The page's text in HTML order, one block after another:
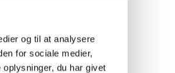
og til at analysere
for sociale medier,
du har givet